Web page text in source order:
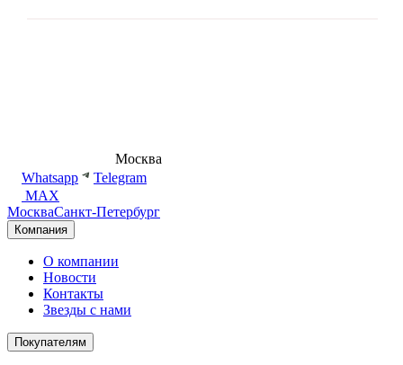
Москва
Whatsapp
Telegram
MAX
МоскваСанкт-Петербург
Компания
О компании
Новости
Контакты
Звезды с нами
Покупателям